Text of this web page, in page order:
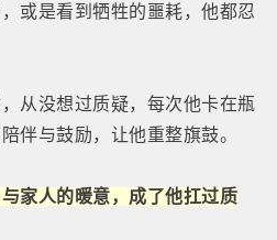
或是看到牺牲的噩耗，他都忍
从没想过质疑，每次他卡在瓶
伴与鼓励，让他重整旗鼓。
家人的暖意，成了他扛过质